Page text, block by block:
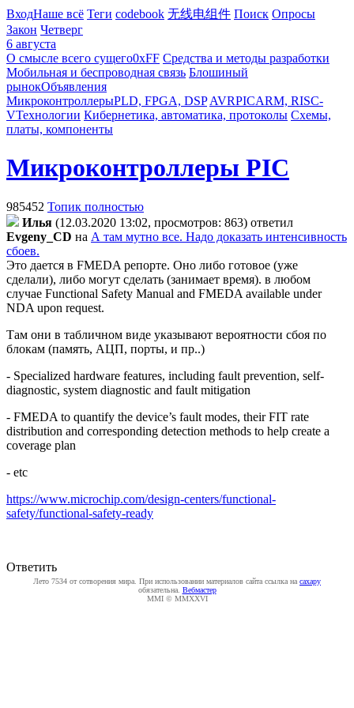
ВходНаше всё Теги codebook 无线电组件 Поиск Опросы
Закон Четверг
6 августа
О смысле всего сущего0xFF Средства и методы разработки
Мобильная и беспроводная связь Блошиный
рынокОбъявления
МикроконтроллерыPLD, FPGA, DSP AVRPICARM, RISC-
VТехнологии Кибернетика, автоматика, протоколы Схемы,
платы, компоненты
Микроконтроллеры PIC
985452 Топик полностью
Илья (12.03.2020 13:02, просмотров: 863) ответил
Evgeny_CD на А там мутно все. Надо доказать интенсивность
сбоев.
Это дается в FMEDA репорте. Оно либо готовое (уже
сделали), либо могут сделать (занимает время). в любом
случае Functional Safety Manual and FMEDA available under
NDA upon request.
Там они в табличном виде указывают вероятности сбоя по
блокам (память, АЦП, порты, и пр..)
- Specialized hardware features, including fault prevention, self-
diagnostic, system diagnostic and fault mitigation
- FMEDA to quantify the device’s fault modes, their FIT rate
distribution and corresponding detection methods to help create a
coverage plan
- etc
https://www.microchip.com/design-centers/functional-
safety/functional-safety-ready
Ответить
Лето 7534 от сотворения мира. При использовании материалов сайта ссылка на caxapу
обязательна. Вебмастер
MMI © MMXXVI